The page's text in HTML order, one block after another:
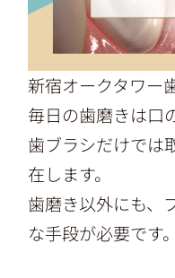
新宿オークタワー
毎日の歯磨きは口
歯ブラシだけでは
在します。
歯磨き以外にも、
な手段が必要です。